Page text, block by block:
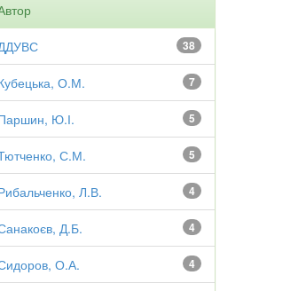
38
7
О.М.
5
Ю.І.
5
С.М.
4
Л.В.
4
Д.Б.
4
О.А.